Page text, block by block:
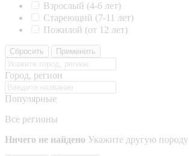
Взрослый (4-6 лет)
Стареющий (7-11 лет)
Пожилой (от 12 лет)
Сбросить Применить
Город, регион
Популярные
Все регионы
Ничего не найдено Укажите другую породу